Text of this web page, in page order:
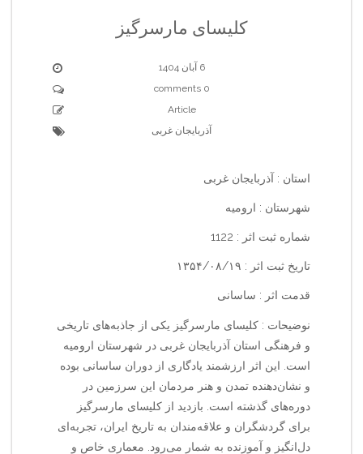
کلیسای مارسرگیز
6 آبان 1404
0 comments
Article
آذربایجان غربی
استان : آذربایجان غربی
شهرستان : ارومیه
شماره ثبت اثر : 1122
تاریخ ثبت اثر : ۱۳۵۴/۰۸/۱۹
قدمت اثر : ساسانی
نوضیحات : کلیسای مارسرگیز یکی از جاذبه‌های تاریخی
و فرهنگی استان آذربایجان غربی در شهرستان ارومیه
است. این اثر ارزشمند یادگاری از دوران ساسانی بوده
و نشان‌دهنده تمدن و هنر مردمان این سرزمین در
دوره‌های گذشته است. بازدید از کلیسای مارسرگیز
برای گردشگران و علاقه‌مندان به تاریخ ایران، تجربه‌ای
دل‌انگیز و آموزنده به شمار می‌رود. معماری خاص و